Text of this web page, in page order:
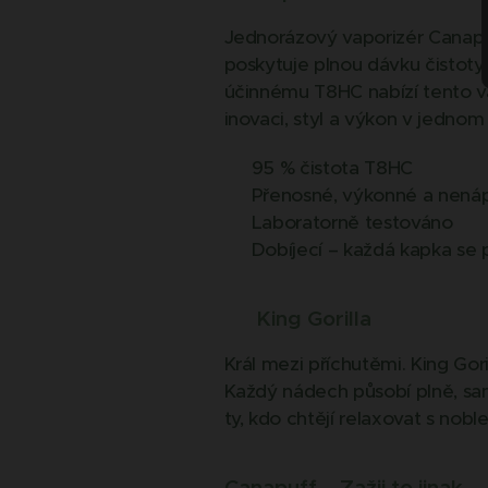
Jednorázový vaporizér
poskytuje plnou dávku
účinnému T8HC nabízí tento
inovaci, styl a výkon v
✅ 95 % čistota T8HC
✅ Přenosné, výkonné a
✅ Laboratorně testováno
✅ Dobíjecí – každá kapka se
Král mezi příchutěmi. King
Každý nádech působí plně,
ty, kdo chtějí relaxovat s